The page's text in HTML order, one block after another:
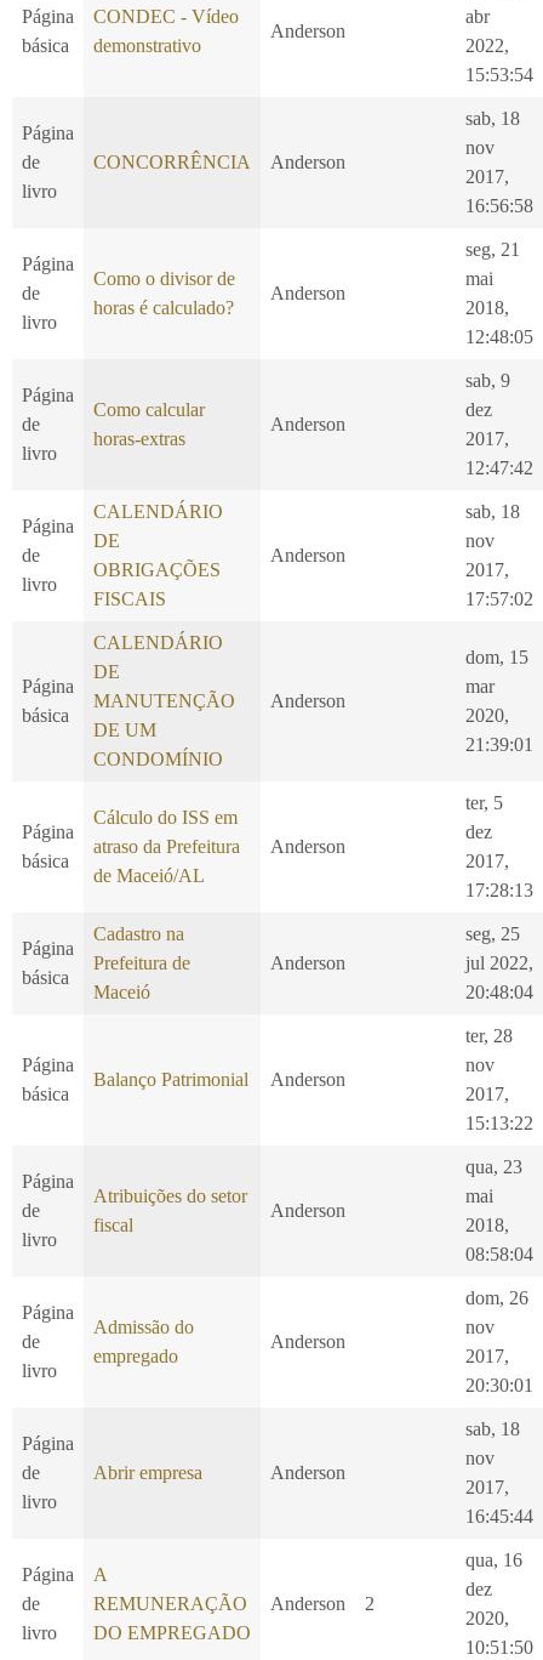
Página
básica
CONDEC - Vídeo
demonstrativo
Anderson
abr
2022,
15:53:54
Página
de
livro
CONCORRÊNCIA Anderson
sab, 18
nov
2017,
16:56:58
Página
de
livro
Como o divisor de
horas é calculado?
Anderson
seg, 21
mai
2018,
12:48:05
Página
de
livro
Como calcular
horas-extras
Anderson
sab, 9
dez
2017,
12:47:42
Página
de
livro
CALENDÁRIO
DE
OBRIGAÇÕES
FISCAIS
Anderson
sab, 18
nov
2017,
17:57:02
Página
básica
CALENDÁRIO
DE
MANUTENÇÃO
DE UM
CONDOMÍNIO
Anderson
dom, 15
mar
2020,
21:39:01
Página
básica
Cálculo do ISS em
atraso da Prefeitura
de Maceió/AL
Anderson
ter, 5
dez
2017,
17:28:13
Página
básica
Cadastro na
Prefeitura de
Maceió
Anderson
seg, 25
jul 2022,
20:48:04
Página
básica
Balanço Patrimonial Anderson
ter, 28
nov
2017,
15:13:22
Página
de
livro
Atribuições do setor
fiscal
Anderson
qua, 23
mai
2018,
08:58:04
Página
de
livro
Admissão do
empregado
Anderson
dom, 26
nov
2017,
20:30:01
Página
de
livro
Abrir empresa Anderson
sab, 18
nov
2017,
16:45:44
Página
de
livro
A
REMUNERAÇÃO
DO EMPREGADO
Anderson 2
qua, 16
dez
2020,
10:51:50